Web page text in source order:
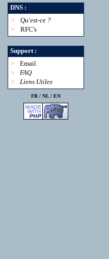
DNS :
>
Qu'est-ce ?
>
RFC's
Support :
>
Email
>
FAQ
>
Liens Utiles
FR / NL/ EN